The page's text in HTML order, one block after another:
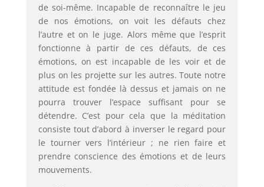
de soi-même. Incapable de reconnaître le jeu
de nos émotions, on voit les défauts chez
l’autre et on le juge. Alors même que l’esprit
fonctionne à partir de ces défauts, de ces
émotions, on est incapable de les voir et de
plus on les projette sur les autres. Toute notre
attitude est fondée là dessus et jamais on ne
pourra trouver l’espace suffisant pour se
détendre. C’est pour cela que la méditation
consiste tout d’abord à inverser le regard pour
le tourner vers l’intérieur ; ne rien faire et
prendre conscience des émotions et de leurs
mouvements.